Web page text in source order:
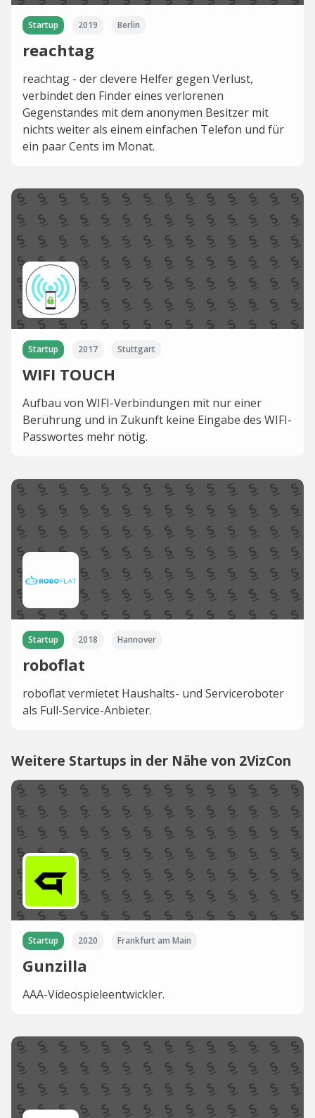
Startup 2019 Berlin
reachtag
reachtag - der clevere Helfer gegen Verlust,
verbindet den Finder eines verlorenen
Gegenstandes mit dem anonymen Besitzer mit
nichts weiter als einem einfachen Telefon und für
ein paar Cents im Monat.
Startup 2017 Stuttgart
WIFI TOUCH
Aufbau von WIFI-Verbindungen mit nur einer
Berührung und in Zukunft keine Eingabe des WIFI-
Passwortes mehr nötig.
Startup 2018 Hannover
roboflat
roboflat vermietet Haushalts- und Serviceroboter
als Full-Service-Anbieter.
Weitere Startups in der Nähe von 2VizCon
Startup 2020 Frankfurt am Main
Gunzilla
AAA-Videospieleentwickler.